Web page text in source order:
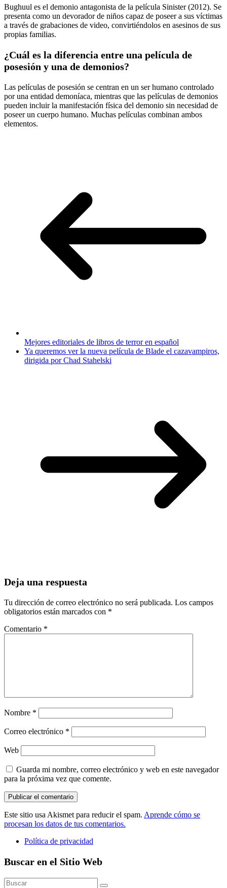
Bughuul es el demonio antagonista de la película Sinister (2012). Se
presenta como un devorador de niños capaz de poseer a sus víctimas
a través de grabaciones de video, convirtiéndolos en asesinos de sus
propias familias.
¿Cuál es la diferencia entre una película de
posesión y una de demonios?
Las películas de posesión se centran en un ser humano controlado
por una entidad demoníaca, mientras que las películas de demonios
pueden incluir la manifestación física del demonio sin necesidad de
poseer un cuerpo humano. Muchas películas combinan ambos
elementos.
Mejores editoriales de libros de terror en español
Ya queremos ver la nueva película de Blade el cazavampiros,
dirigida por Chad Stahelski
Deja una respuesta
Tu dirección de correo electrónico no será publicada. Los campos
obligatorios están marcados con *
Comentario *
Nombre *
Correo electrónico *
Web
Guarda mi nombre, correo electrónico y web en este navegador
para la próxima vez que comente.
Este sitio usa Akismet para reducir el spam. Aprende cómo se
procesan los datos de tus comentarios.
Política de privacidad
Buscar en el Sitio Web